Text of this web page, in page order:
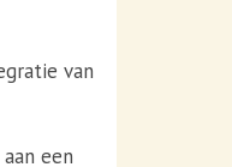
van
een